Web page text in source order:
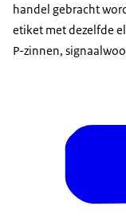
handel gebracht
etiket met dezelfde
P-zinnen,